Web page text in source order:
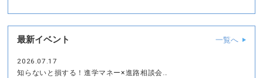
最新イベント 一覧へ
2026.07.17
知らないと損する！進学マネー×進路相談会…